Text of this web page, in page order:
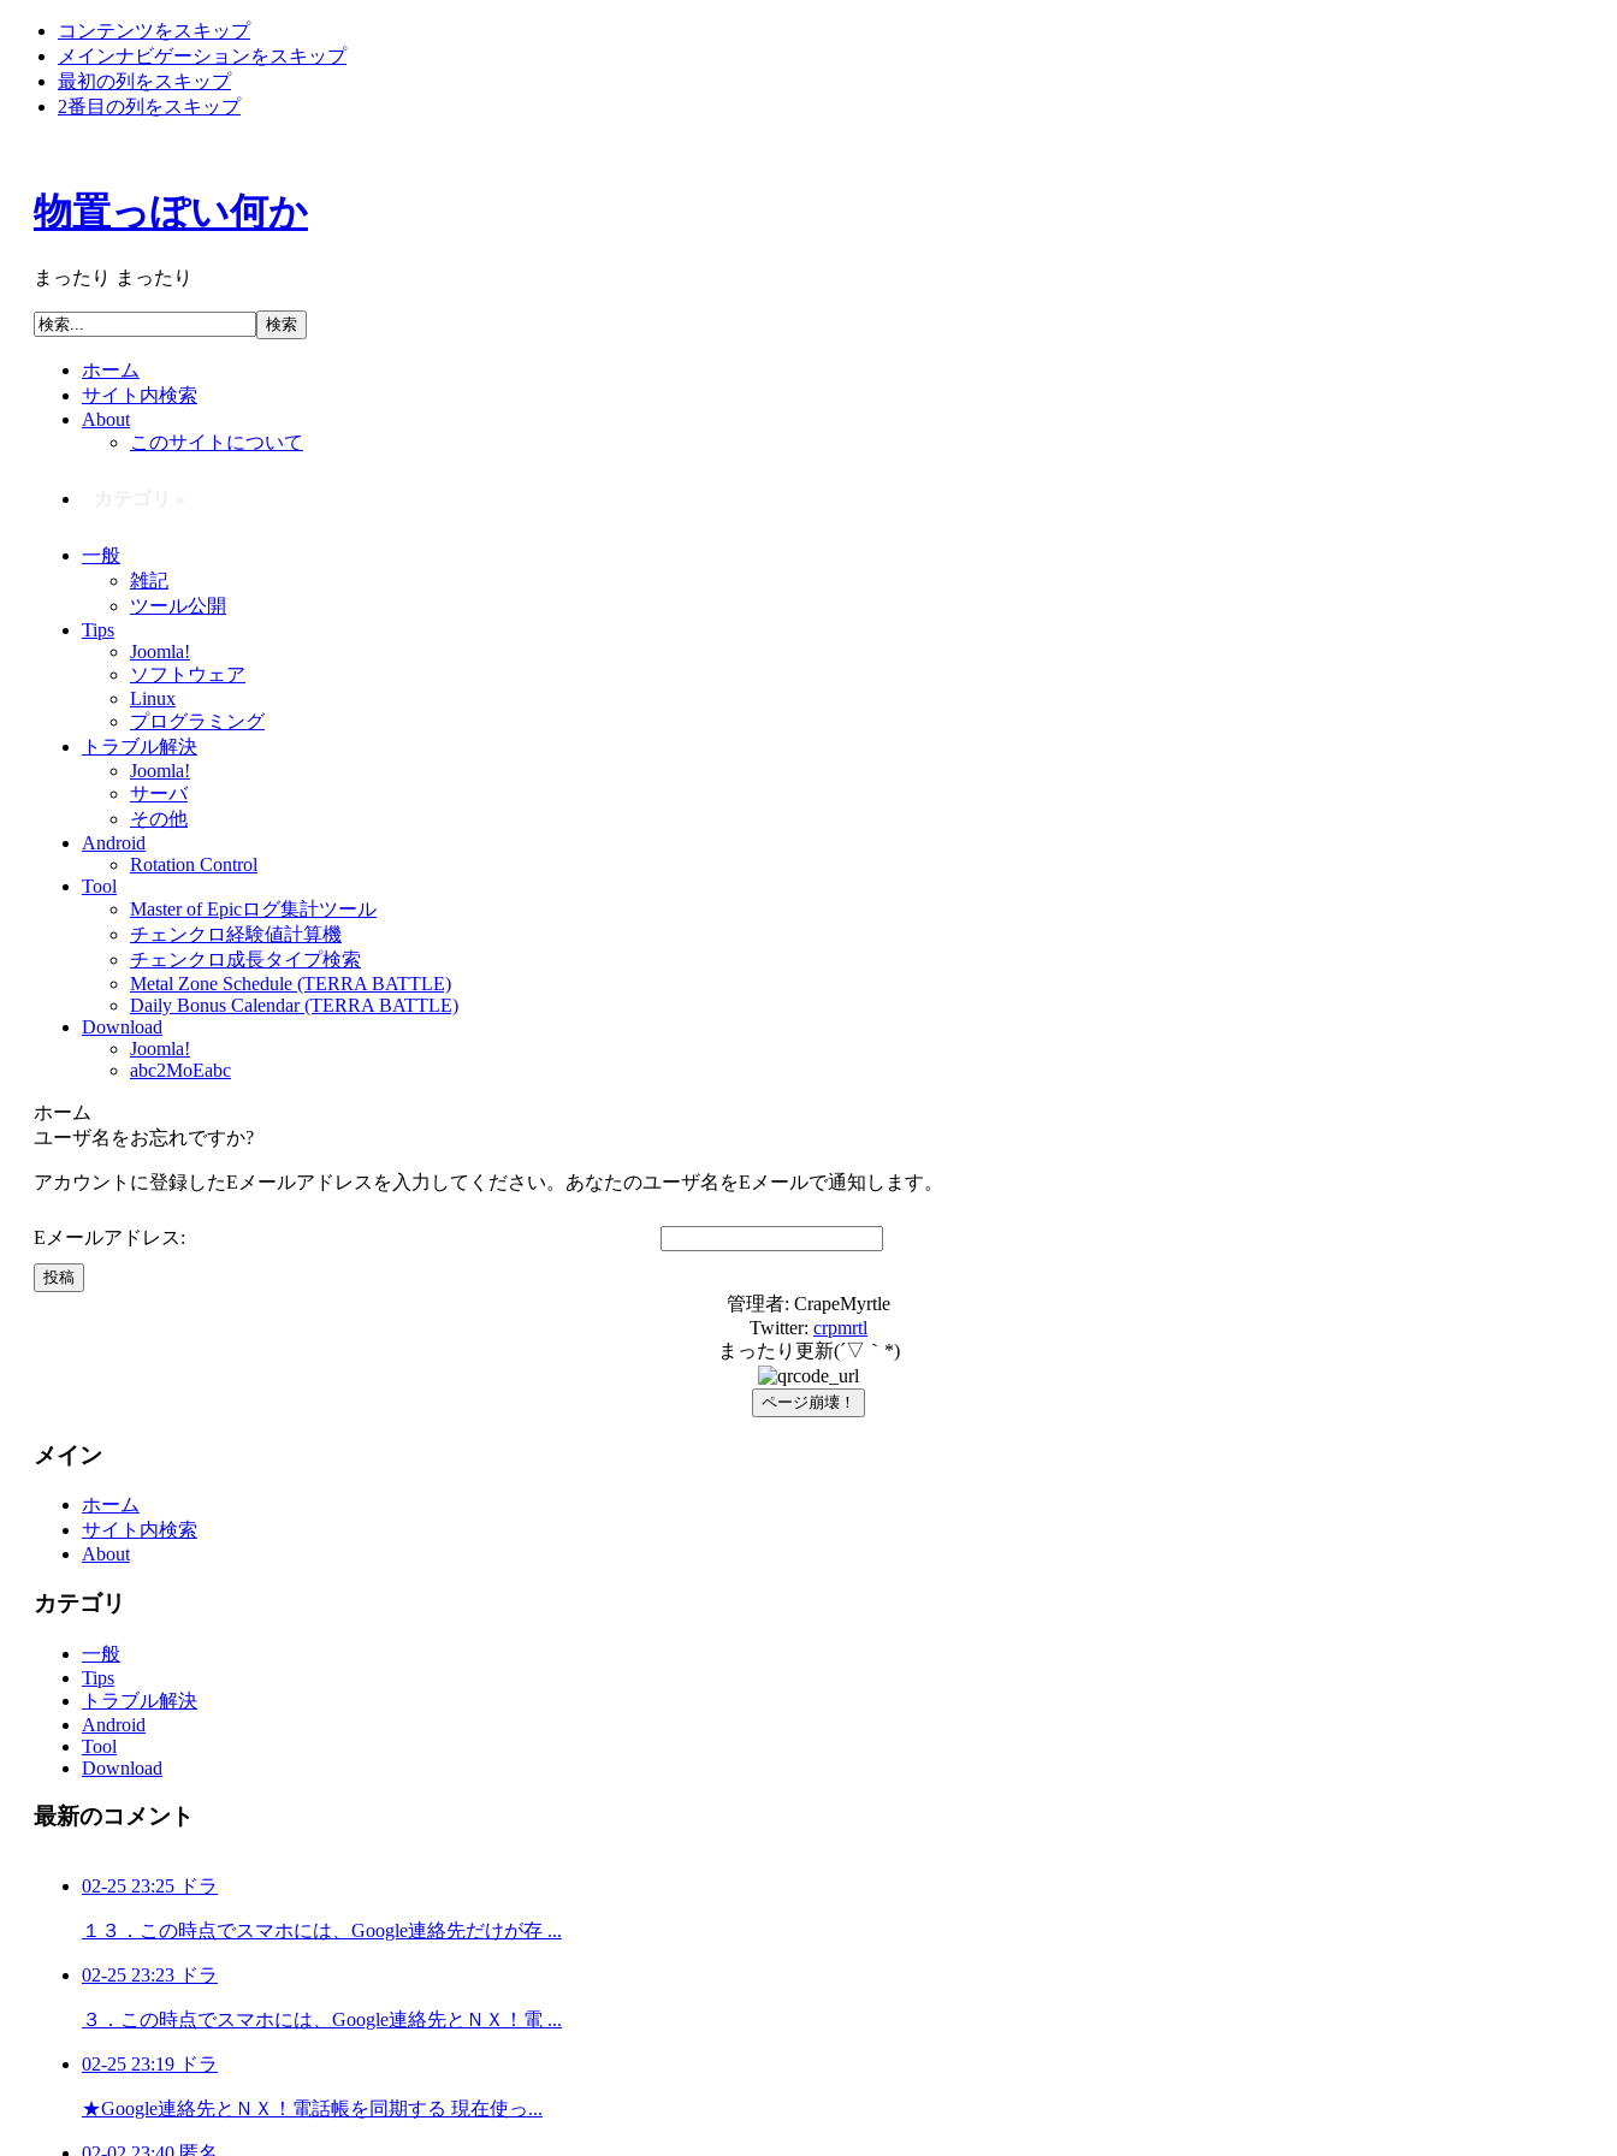
コンテンツをスキップ
メインナビゲーションをスキップ
最初の列をスキップ
2番目の列をスキップ
物置っぽい何か
まったり まったり
ホーム
サイト内検索
About
このサイトについて
一般
雑記
ツール公開
Tips
Joomla!
ソフトウェア
Linux
プログラミング
トラブル解決
Joomla!
サーバ
その他
Android
Rotation Control
Tool
Master of Epicログ集計ツール
チェンクロ経験値計算機
チェンクロ成長タイプ検索
Metal Zone Schedule (TERRA BATTLE)
Daily Bonus Calendar (TERRA BATTLE)
Download
Joomla!
abc2MoEabc
ホーム
ユーザ名をお忘れですか?
アカウントに登録したEメールアドレスを入力してください。あなたのユーザ名をEメールで通知します。
Eメールアドレス:
投稿
管理者: CrapeMyrtle
Twitter: crpmrtl
まったり更新(´▽｀*)
ページ崩壊！
メイン
ホーム
サイト内検索
About
カテゴリ
一般
Tips
トラブル解決
Android
Tool
Download
最新のコメント
02-25 23:25 ドラ
１３．この時点でスマホには、Google連絡先だけが存 ...
02-25 23:23 ドラ
３．この時点でスマホには、Google連絡先とＮＸ！電 ...
02-25 23:19 ドラ
★Google連絡先とＮＸ！電話帳を同期する 現在使っ...